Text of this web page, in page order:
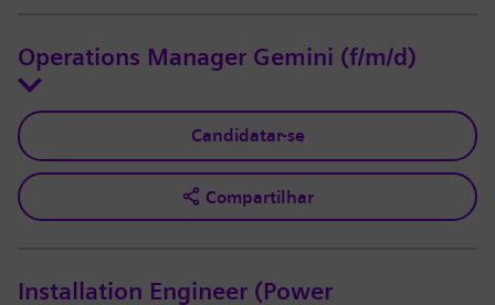
Operations Manager Gemini (f/m/d)
Candidatar-se
Compartilhar
Installation Engineer (Power